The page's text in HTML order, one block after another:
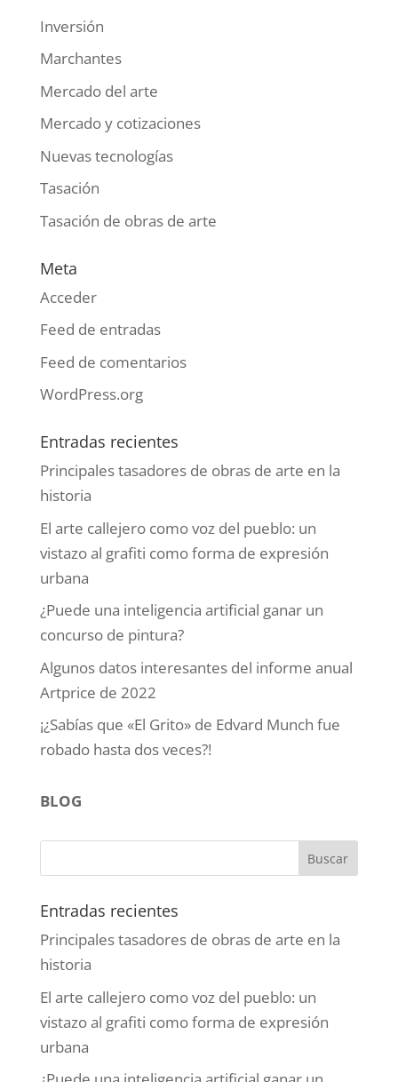
Inversión
Marchantes
Mercado del arte
Mercado y cotizaciones
Nuevas tecnologías
Tasación
Tasación de obras de arte
Meta
Acceder
Feed de entradas
Feed de comentarios
WordPress.org
Entradas recientes
Principales tasadores de obras de arte en la
historia
El arte callejero como voz del pueblo: un
vistazo al grafiti como forma de expresión
urbana
¿Puede una inteligencia artificial ganar un
concurso de pintura?
Algunos datos interesantes del informe anual
Artprice de 2022
¡¿Sabías que «El Grito» de Edvard Munch fue
robado hasta dos veces?!
BLOG
Entradas recientes
Principales tasadores de obras de arte en la
historia
El arte callejero como voz del pueblo: un
vistazo al grafiti como forma de expresión
urbana